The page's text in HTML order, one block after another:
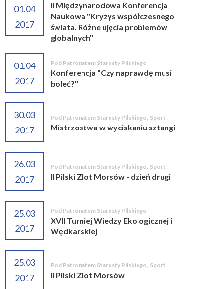
01.04
2017
II Międzynarodowa Konferencja
Naukowa "Kryzys współczesnego
świata. Różne ujęcia problemów
globalnych"
01.04
2017
Pod Patronatem Starosty Pilskiego
Konferencja "Czy naprawdę musi
boleć?"
30.03
2017
Pod Patronatem Starosty Pilskiego, Sport
Mistrzostwa w wyciskaniu sztangi
26.03
2017
Pod Patronatem Starosty Pilskiego, Sport
II Pilski Zlot Morsów - dzień drugi
25.03
2017
Pod Patronatem Starosty Pilskiego
XVII Turniej Wiedzy Ekologicznej i
Wędkarskiej
25.03
2017
Pod Patronatem Starosty Pilskiego, Sport
II Pilski Zlot Morsów